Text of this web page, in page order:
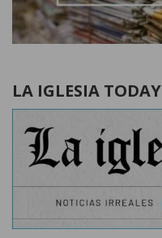
LA IGLESIA TODAY